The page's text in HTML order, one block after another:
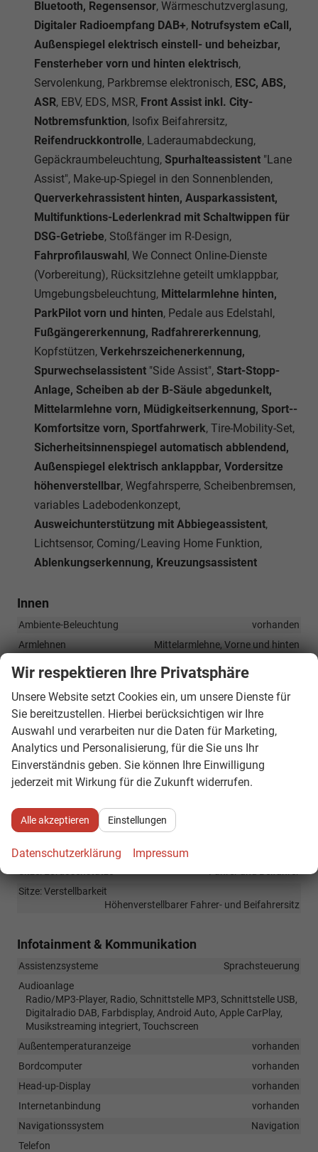
Bluetooth, Regensensor, Wärmeschutzverglasung,
Digitaler Radioempfang DAB+, Notrufsystem eCall,
Außenspiegel elektrisch einstell- und beheizbar,
Fensterheber vorn und hinten elektrisch,
Servolenkung, Parkbremse elektronisch, ESC, ABS,
ASR, EBV, EDS, MSR, Front Assist inkl. City-
Notbremsfunktion, Isofix Beifahrersitz,
Reifendruckkontrolle, Laderaumabdeckung,
Gepäckraumbeleuchtung, Spurhalteassistent "Lane
Assist", Make-up-Spiegel in den Sonnenblenden,
Querverkehrassistent hinten, Ausparkassistent,
Multifunktions-Lederlenkrad mit Schaltwippen für
DSG-Getriebe, Stoßfänger im R-Design,
Fahrprofilauswahl, We Connect Online-Dienste
(Vorbereitung), Rücksitzlehne geteilt umklappbar,
Umgebungsbeleuchtung, Mittelarmlehne hinten,
ParkPilot vorn und hinten, Pedale aus Edelstahl,
Fußgängererkennung, Radfahrererkennung,
Kopfstützen, Verkehrszeichenerkennung,
Spurwechselassistent "Side Assist", Start-Stopp-
Anlage, Scheiben ab der B-Säule abgedunkelt,
Mittelarmlehne vorn, Müdigkeitserkennung, Sport--
Komfortsitze vorn, Sportfahrwerk, Tire-Mobility-Set,
Sicherheitsinnenspiegel automatisch abblendend,
Außenspiegel elektrisch anklappbar, Vordersitze
höhenverstellbar, Wegfahrsperre, Scheibenbremsen,
variables Ladebodenkonzept,
Ausweichunterstützung mit Abbiegeassistent,
Lichtsensor, Coming/Leaving Home Funktion,
Ablenkungserkennung, Kreuzungsassistent
Innen
Ambiente-Beleuchtung
vorhanden
Armlehnen
Mittelarmlehne, Vorne und hinten
Durchlademöglichkeit
Fensterheber
Innenraumfilter
vorhanden
Klimatisierung
Klimaautomatik, Klimaanlage hinten, 3-Zonen-Klimaautomatik
Laderaumabdeckung
Lenkrad
in Leder, höhenverstellbar, mit Multifunktionen, in
Sitze
Sitzheizung, Sportsitze, Isofix Beifahrersitz
Sitze: Verstellbarkeit
Höhenverstellbarer Fahrer- und Beifahrersitz
Infotainment & Kommunikation
Assistenzsysteme
Sprachsteuerung
Audioanlage
Radio/MP3-Player, Radio, Schnittstelle MP3, Schnittstelle USB,
Digitalradio DAB, Farbdisplay, Android Auto, Apple CarPlay,
Musikstreaming integriert, Touchscreen
Außentemperaturanzeige
vorhanden
Bordcomputer
vorhanden
Head-up-Display
vorhanden
Internetanbindung
vorhanden
Navigationssystem
Navigation
Telefon
Wir respektieren Ihre Privatsphäre
Unsere Website setzt Cookies ein, um unsere Dienste für
Sie bereitzustellen. Hierbei berücksichtigen wir Ihre
Auswahl und verarbeiten nur die Daten für Marketing,
Analytics und Personalisierung, für die Sie uns Ihr
Einverständnis geben. Sie können Ihre Einwilligung
jederzeit mit Wirkung für die Zukunft widerrufen.
Alle akzeptieren Einstellungen
Datenschutzerklärung Impressum